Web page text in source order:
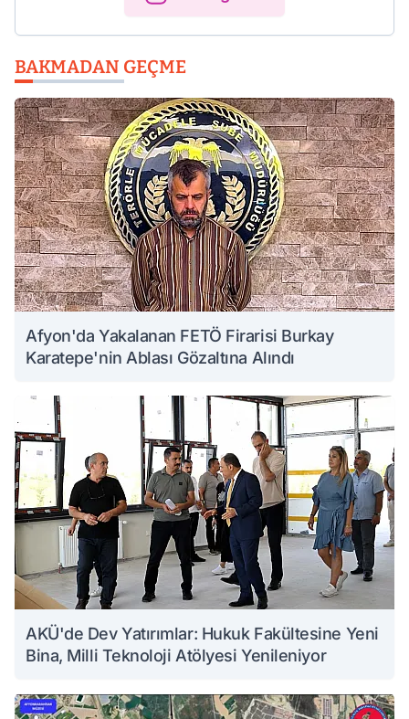
BAKMADAN GEÇME
Afyon'da Yakalanan FETÖ Firarisi Burkay
Karatepe'nin Ablası Gözaltına Alındı
AKÜ'de Dev Yatırımlar: Hukuk Fakültesine Yeni
Bina, Milli Teknoloji Atölyesi Yenileniyor